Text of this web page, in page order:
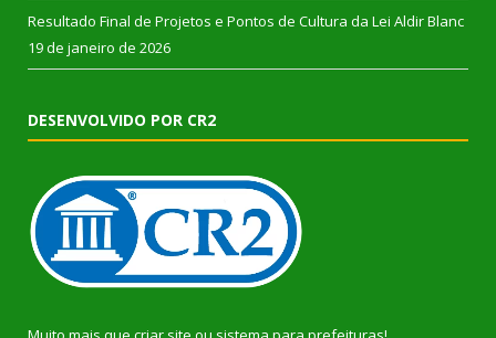
Resultado Final de Projetos e Pontos de Cultura da Lei Aldir Blanc
19 de janeiro de 2026
DESENVOLVIDO POR CR2